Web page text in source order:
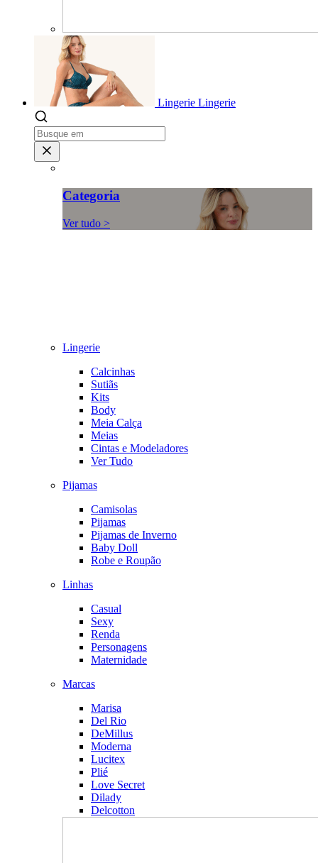
Lingerie Lingerie
Categoria
Ver tudo >
Lingerie
Calcinhas
Sutiãs
Kits
Body
Meia Calça
Meias
Cintas e Modeladores
Ver Tudo
Pijamas
Camisolas
Pijamas
Pijamas de Inverno
Baby Doll
Robe e Roupão
Linhas
Casual
Sexy
Renda
Personagens
Maternidade
Marcas
Marisa
Del Rio
DeMillus
Moderna
Lucitex
Plié
Love Secret
Dilady
Delcotton